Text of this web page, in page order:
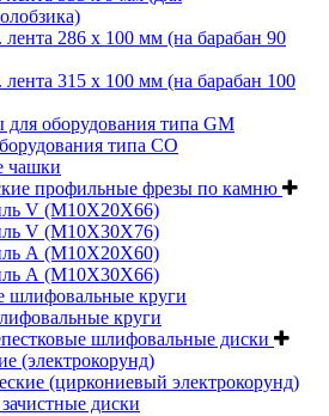
286 х 100 мм (на барабан 90
315 х 100 мм (на барабан 100
оборудования типа GM
типа СО
чашки
профильные фрезы по камню
V (M10X20X66)
V (M10X30X76)
А (М10Х20Х60)
А (М10Х30Х66)
шлифовальные круги
круги
шлифовальные диски
(электрокорунд)
(циркониевый электрокорунд)
диски